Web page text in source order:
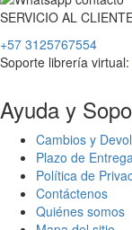
SERVICIO AL
+57 3125767554
Soporte librería virtual:
Ayuda y
Cambios y
Plazo de
Política de
Contáctenos
Quiénes somos